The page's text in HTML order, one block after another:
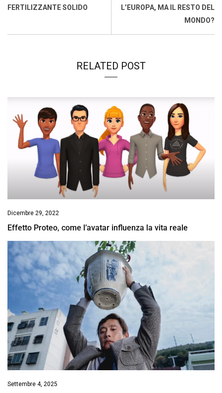
k
p
n
k
FERTILIZZANTE SOLIDO
L’EUROPA, MA IL RESTO DEL
MONDO?
RELATED POST
Dicembre 29, 2022
Effetto Proteo, come l’avatar influenza la vita reale
Settembre 4, 2025